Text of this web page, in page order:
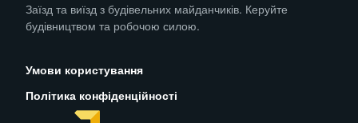
Заїзд та виїзд з будівельних майданчиків. Керуйте
будівництвом та робочою силою.
Умови користування
Політика конфіденційності